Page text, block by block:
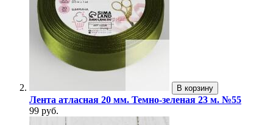
В корзину
Лента атласная 20 мм. Темно-зеленая 23 м. №55
99 руб.